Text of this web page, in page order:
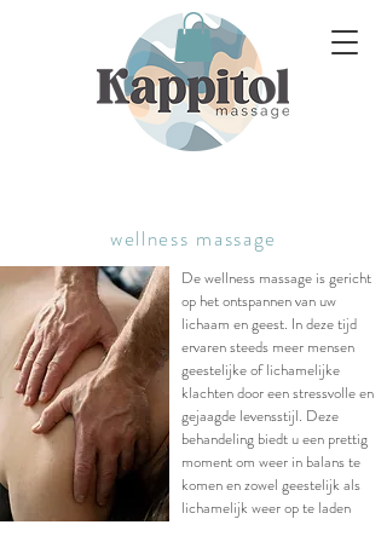
wellness massage
De wellness massage is gericht
op het ontspannen van uw
lichaam en geest. In deze tijd
ervaren steeds meer mensen
geestelijke of lichamelijke
klachten door een stressvolle en
gejaagde levensstijl. Deze
behandeling biedt u een prettig
moment om weer in balans te
komen en zowel geestelijk als
lichamelijk weer op te laden